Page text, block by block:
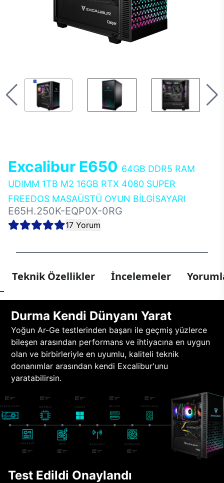
Excalibur E650 64GB DDR5 RAM
UDIMM 1TB M2 16GB RTX 4080 SUPER
FREEDOS MASAÜSTÜ OYUN BİLGİSAYARI
E65H.250K-EQP0X-0RG
17 Yorum
Teknik Özellikler İncelemeler
Durma Kendi Dünyanı Yarat
Yoğun Ar-Ge testlerinden başarı ile geçmiş yüzlerce
bileşen arasından performans ve ihtiyacına en uygun
olan ve birbirleriyle en uyumlu, kaliteli teknik
donanımlar arasından kendi Excalibur'unu
yaratabilirsin.
Test Edildi Onaylandı